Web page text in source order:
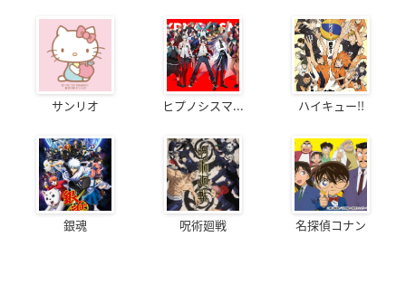
サンリオ ヒプノシスマ... ハイキュー!!
銀魂 呪術廻戦 名探偵コナン